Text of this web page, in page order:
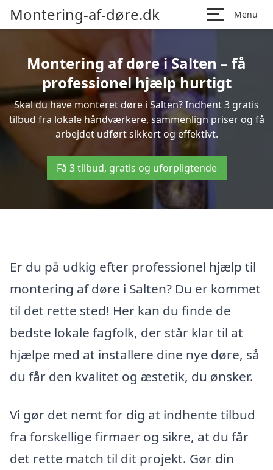
Montering-af-døre.dk Menu
Montering af døre i Salten – få
professionel hjælp hurtigt
Skal du have monteret døre i Salten? Indhent 3 gratis
tilbud fra lokale håndværkere, sammenlign priser og få
arbejdet udført sikkert og effektivt.
Få 3 tilbud, gratis og uforpligtende
Er du på udkig efter professionel hjælp til
montering af døre i Salten? Du er kommet
til det rette sted! Her kan du finde de
bedste lokale fagfolk, der står klar til at
hjælpe med at installere dine nye døre, så
du får den kvalitet og æstetik, du ønsker.
Vi gør det nemt for dig at indhente tilbud
fra forskellige firmaer og sikre, at du får
det rette match til dit projekt. Gør din